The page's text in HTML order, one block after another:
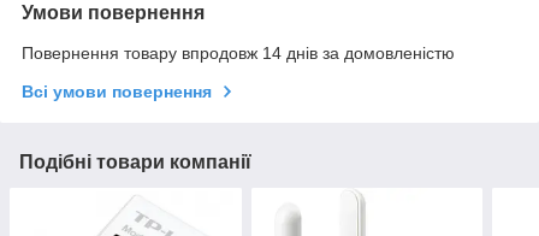
Умови повернення
Повернення товару впродовж 14 днів за домовленістю
Всі умови повернення
Подібні товари компанії